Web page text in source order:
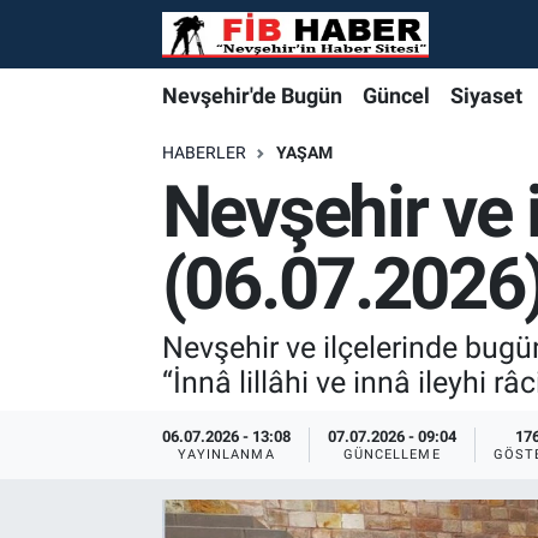
Nevşehir'de Bugün Güncel Siyaset
HABERLER YAŞAM
Nevşehir
Nevşehir ve ilçelerinde
“İnnâ lillâhi ve innâ ileyhi
06.07.2026 - 13:08
YAYINLANMA
07.07.2026 - 09:04
GÜNCELLEME
Foto Galeri
Nevşehir'de Bugün
Özel Haber
Nevşehir'de Bugün
Özel Haber
Nevşehir'de Bugün
Özel Haber
Nöbetçi Eczaneler
Hava Durumu
Trafik Durumu
Süper Lig Puan Durumu ve Fikstür
Tüm Manşetler
Son Dakika Haberleri
Haber Arşivi